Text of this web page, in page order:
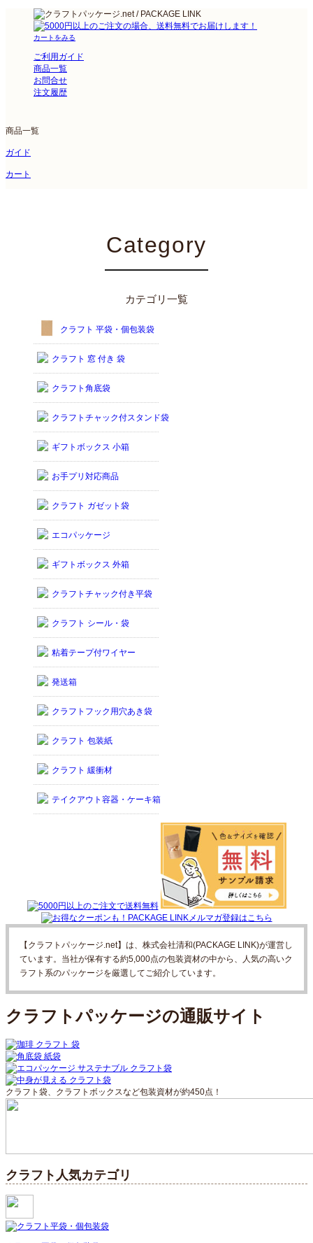
カートをみる
ご利用ガイド
商品一覧
お問合せ
注文履歴
商品一覧
ガイド
カート
Category
カテゴリ一覧
クラフト 平袋・個包装袋
クラフト 窓 付き 袋
クラフト角底袋
クラフトチャック付スタンド袋
ギフトボックス 小箱
お手プリ対応商品
クラフト ガゼット袋
エコパッケージ
ギフトボックス 外箱
クラフトチャック付き平袋
クラフト シール・袋
粘着テープ付ワイヤー
発送箱
クラフトフック用穴あき袋
クラフト 包装紙
クラフト 緩衝材
テイクアウト容器・ケーキ箱
【クラフトパッケージ.net】は、株式会社清和(PACKAGE LINK)が運営し
ています。当社が保有する約5,000点の包装資材の中から、人気の高いク
ラフト系のパッケージを厳選してご紹介しています。
クラフトパッケージの通販サイト
クラフト袋、クラフトボックスなど包装資材が約450点！
クラフト人気カテゴリ